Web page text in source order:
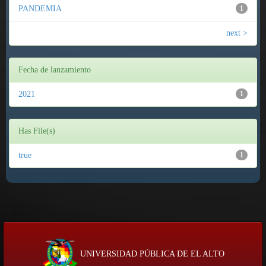
1
PANDEMIA
next >
Fecha de lanzamiento
1
2021
Has File(s)
1
true
UNIVERSIDAD PÚBLICA DE EL ALTO